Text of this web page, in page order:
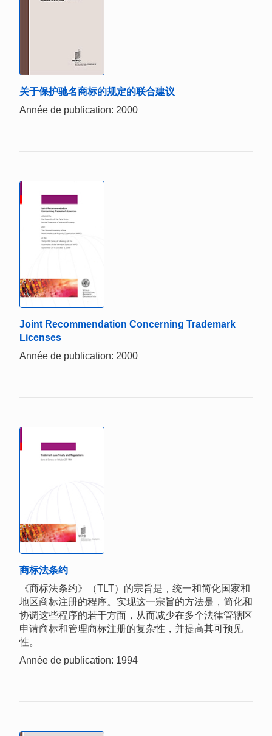
关于保护驰名商标的规定的联合建议
Année de publication: 2000
Joint Recommendation Concerning Trademark
Licenses
Année de publication: 2000
商标法条约
《商标法条约》（TLT）的宗旨是，统一和简化国家和
地区商标注册的程序。实现这一宗旨的方法是，简化和
协调这些程序的若干方面，从而减少在多个法律管辖区
申请商标和管理商标注册的复杂性，并提高其可预见
性。
Année de publication: 1994